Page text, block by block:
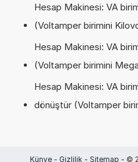
Hesap Makinesi: VA
(Voltamper birimini
Hesap Makinesi: VA
(Voltamper birimini
Hesap Makinesi: VA
dönüştür (Voltamper
Künye- Gizlilik - Sitemap - ©